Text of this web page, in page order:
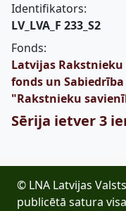
Identifikators:
LV_LVA_F 233_S2
Fonds:
Latvijas
fonds un
"Rakstnieku
Sērija ietver 3
© LNA Latvijas
publicētā satura